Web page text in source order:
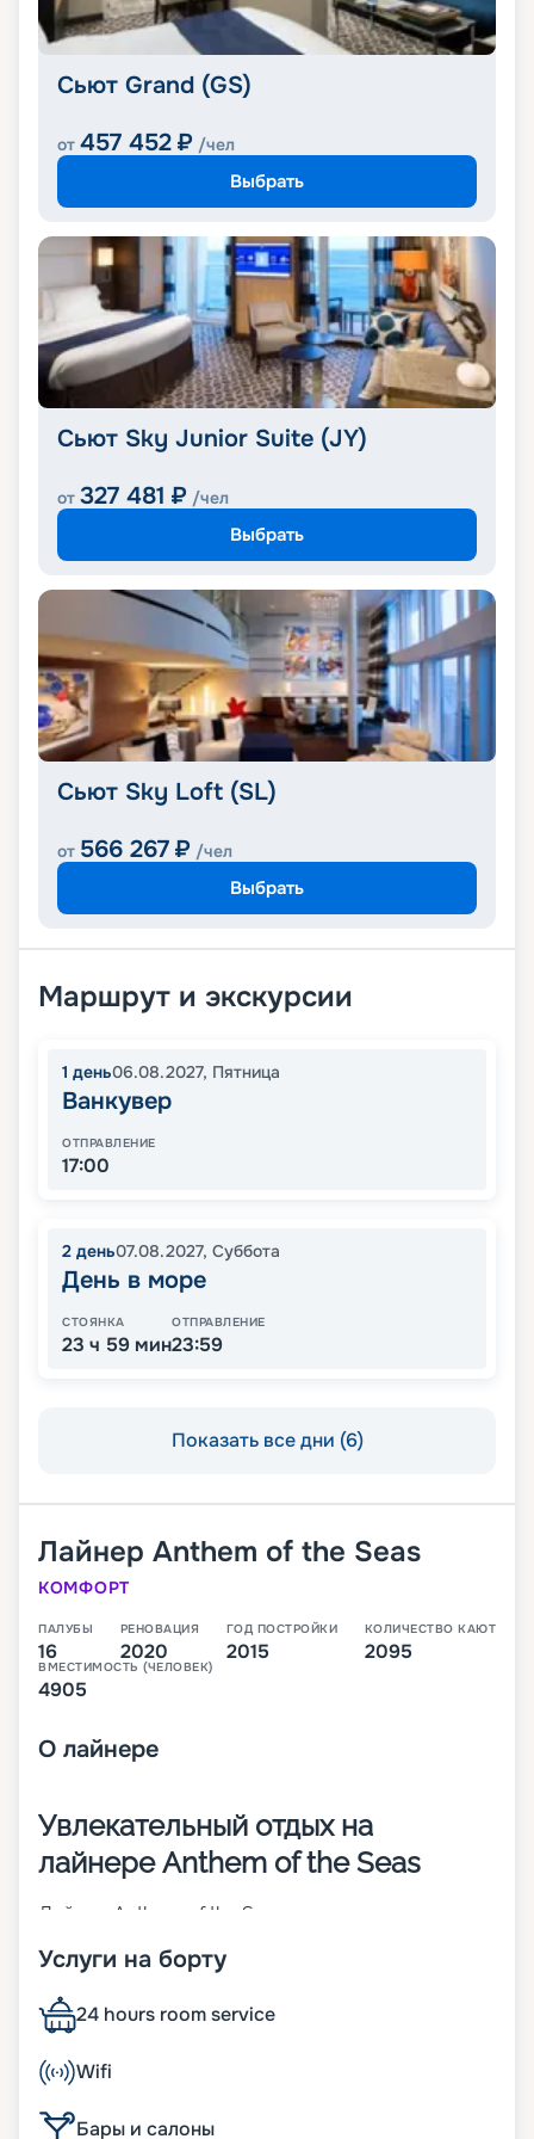
Сьют Grand (GS)
от 457 452 ₽ /чел
Выбрать
Сьют Sky Junior Suite (JY)
от 327 481 ₽ /чел
Выбрать
Сьют Sky Loft (SL)
от 566 267 ₽ /чел
Выбрать
Маршрут и экскурсии
1 день06.08.2027, Пятница
Ванкувер
ОТПРАВЛЕНИЕ
17:00
2 день07.08.2027, Суббота
День в море
СТОЯНКА
23 ч 59 мин
ОТПРАВЛЕНИЕ
23:59
Показать все дни (6)
Лайнер Anthem of the Seas
КОМФОРТ
ПАЛУБЫ
16
РЕНОВАЦИЯ
2020
ГОД ПОСТРОЙКИ
2015
КОЛИЧЕСТВО КАЮТ
2095
ВМЕСТИМОСТЬ (ЧЕЛОВЕК)
4905
О лайнере
Увлекательный отдых на
лайнере Anthem of the Seas
Лайнер Anthem of the Seas – судно класса
судно имеет водоизмещение 168 666 тонн и
длину лайнер 348 метров, а в ширину 41 метр.
Корабль готов разместить на своих 16 палубах
до 4180 пассажиров, которые могут выбрать
каюту нужного класса из 2090 вариантов. На
• панорамная капсула, которая откроет
Услуги на борту
24 hours room service
Wifi
Бары и салоны